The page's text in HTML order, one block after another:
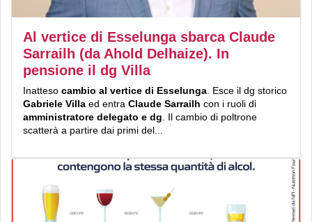
Al vertice di Esselunga sbarca Claude
Sarrailh (da Ahold Delhaize). In
pensione il dg Villa
Inatteso cambio al vertice di Esselunga. Esce il dg storico
Gabriele Villa ed entra Claude Sarrailh con i ruoli di
amministratore delegato e dg. Il cambio di poltrone
scatterà a partire dai primi del...